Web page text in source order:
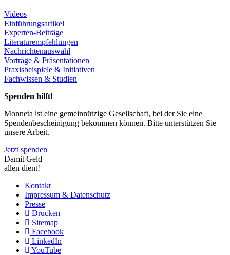
Videos
Einführungsartikel
Experten-Beiträge
Literaturempfehlungen
Nachrichtenauswahl
Vorträge & Präsentationen
Praxisbeispiele & Initiativen
Fachwissen & Studien
Spenden hilft!
Monneta ist eine gemeinnützige Gesellschaft, bei der Sie eine
Spendenbescheinigung bekommen können. Bitte unterstützen Sie
unsere Arbeit.
Jetzt spenden
Damit Geld
allen dient!
Kontakt
Impressum & Datenschutz
Presse
Drucken
Sitemap
Facebook
LinkedIn
YouTube